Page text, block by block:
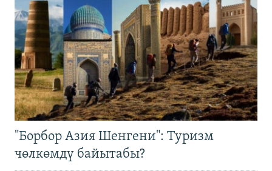
"Борбор Азия Шенгени": Туризм
чөлкөмдү байытабы?